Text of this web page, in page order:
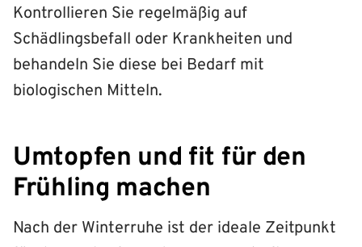
Kontrollieren Sie regelmäßig auf
Schädlingsbefall oder Krankheiten und
behandeln Sie diese bei Bedarf mit
biologischen Mitteln.
Umtopfen und fit für den
Frühling machen
Nach der Winterruhe ist der ideale Zeitpunkt